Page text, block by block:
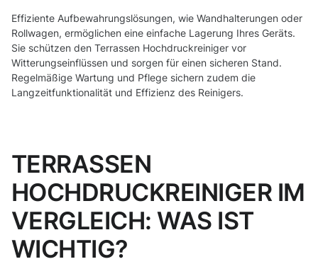
Effiziente Aufbewahrungslösungen, wie Wandhalterungen oder
Rollwagen, ermöglichen eine einfache Lagerung Ihres Geräts.
Sie schützen den Terrassen Hochdruckreiniger vor
Witterungseinflüssen und sorgen für einen sicheren Stand.
Regelmäßige Wartung und Pflege sichern zudem die
Langzeitfunktionalität und Effizienz des Reinigers.
TERRASSEN
HOCHDRUCKREINIGER IM
VERGLEICH: WAS IST
WICHTIG?